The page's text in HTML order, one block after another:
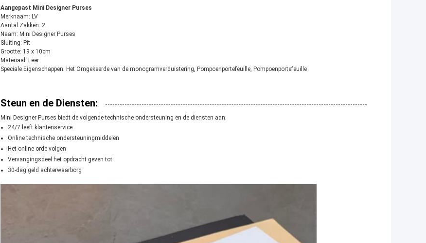
Aangepast Mini Designer Purses
Merknaam: LV
Aantal Zakken: 2
Naam: Mini Designer Purses
Sluiting: Pit
Grootte: 19 x 10cm
Materiaal: Leer
Speciale Eigenschappen: Het Omgekeerde van de monogramverduistering, Pompoenportefeuille, Pompoenportefeuille
Steun en de Diensten:
Mini Designer Purses biedt de volgende technische ondersteuning en de diensten aan:
24/7 leeft klantenservice
Online technische ondersteuningmiddelen
Het online orde volgen
Vervangingsdeel het opdracht geven tot
30-dag geld achterwaarborg